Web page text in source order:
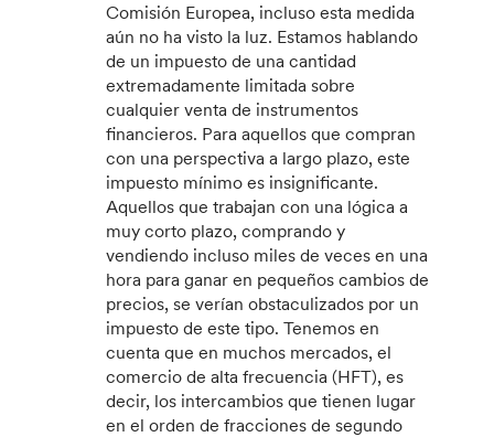
Comisión Europea, incluso esta medida
aún no ha visto la luz. Estamos hablando
de un impuesto de una cantidad
extremadamente limitada sobre
cualquier venta de instrumentos
financieros. Para aquellos que compran
con una perspectiva a largo plazo, este
impuesto mínimo es insignificante.
Aquellos que trabajan con una lógica a
muy corto plazo, comprando y
vendiendo incluso miles de veces en una
hora para ganar en pequeños cambios de
precios, se verían obstaculizados por un
impuesto de este tipo. Tenemos en
cuenta que en muchos mercados, el
comercio de alta frecuencia (HFT), es
decir, los intercambios que tienen lugar
en el orden de fracciones de segundo